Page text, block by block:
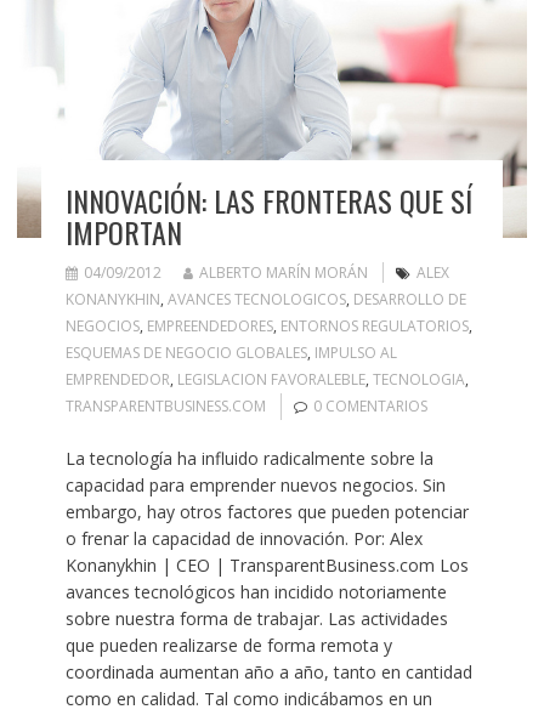
INNOVACIÓN: LAS FRONTERAS QUE SÍ
IMPORTAN
04/09/2012 ALBERTO MARÍN MORÁN
ALEX
KONANYKHIN, AVANCES TECNOLOGICOS, DESARROLLO DE
NEGOCIOS, EMPREENDEDORES, ENTORNOS REGULATORIOS,
ESQUEMAS DE NEGOCIO GLOBALES, IMPULSO AL
EMPRENDEDOR, LEGISLACION FAVORALEBLE, TECNOLOGIA,
TRANSPARENTBUSINESS.COM
0 COMENTARIOS
La tecnología ha influido radicalmente sobre la
capacidad para emprender nuevos negocios. Sin
embargo, hay otros factores que pueden potenciar
o frenar la capacidad de innovación. Por: Alex
Konanykhin | CEO | TransparentBusiness.com Los
avances tecnológicos han incidido notoriamente
sobre nuestra forma de trabajar. Las actividades
que pueden realizarse de forma remota y
coordinada aumentan año a año, tanto en cantidad
como en calidad. Tal como indicábamos en un